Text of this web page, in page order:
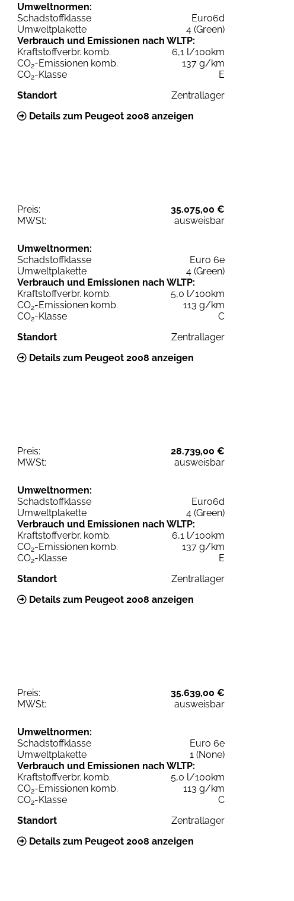
Umweltnormen:
Schadstoffklasse
Euro6d
Umweltplakette
4 (Green)
Verbrauch und Emissionen nach WLTP:
Kraftstoffverbr. komb.
6,1 l/100km
CO2-Emissionen komb.
137 g/km
CO2-Klasse
E
Standort
Zentrallager
Details zum Peugeot 2008 anzeigen
Preis:
35.075,00 €
MWSt:
ausweisbar
Umweltnormen:
Schadstoffklasse
Euro 6e
Umweltplakette
4 (Green)
Verbrauch und Emissionen nach WLTP:
Kraftstoffverbr. komb.
5,0 l/100km
CO2-Emissionen komb.
113 g/km
CO2-Klasse
C
Standort
Zentrallager
Details zum Peugeot 2008 anzeigen
Preis:
28.739,00 €
MWSt:
ausweisbar
Umweltnormen:
Schadstoffklasse
Euro6d
Umweltplakette
4 (Green)
Verbrauch und Emissionen nach WLTP:
Kraftstoffverbr. komb.
6,1 l/100km
CO2-Emissionen komb.
137 g/km
CO2-Klasse
E
Standort
Zentrallager
Details zum Peugeot 2008 anzeigen
Preis:
35.639,00 €
MWSt:
ausweisbar
Umweltnormen:
Schadstoffklasse
Euro 6e
Umweltplakette
1 (None)
Verbrauch und Emissionen nach WLTP:
Kraftstoffverbr. komb.
5,0 l/100km
CO2-Emissionen komb.
113 g/km
CO2-Klasse
C
Standort
Zentrallager
Details zum Peugeot 2008 anzeigen